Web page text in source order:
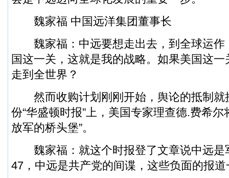
魏家福 中国远洋集团董事长
魏家福：中远要想走出去，到全球运作
国这一关，这就是我的战略。如果美国这
走到全世界？
然而收购计划刚刚开始，舆论的抵制就
份“华盛顿时报”上，美国专家理查德.费希尔
放军的桥头堡”。
魏家福：就这个时报登了文章说中远是
47，中远是共产党的间谍，这些负面的报